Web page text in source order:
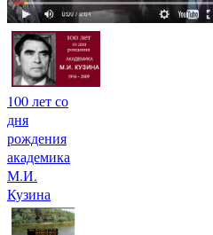
100 лет со
дня
рождения
академика
М.И.
Кузина